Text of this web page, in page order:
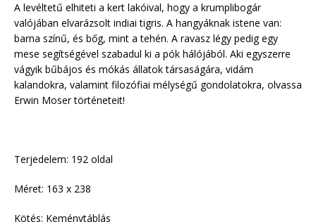
A levéltetű elhiteti a kert lakóival, hogy a krumplibogár
valójában elvarázsolt indiai tigris. A hangyáknak istene van:
barna színű, és bőg, mint a tehén. A ravasz légy pedig egy
mese segítségével szabadul ki a pók hálójából. Aki egyszerre
vágyik bűbájos és mókás állatok társaságára, vidám
kalandokra, valamint filozófiai mélységű gondolatokra, olvassa
Erwin Moser történeteit!
Terjedelem: 192 oldal
Méret: 163 x 238
Kötés: Keménytáblás